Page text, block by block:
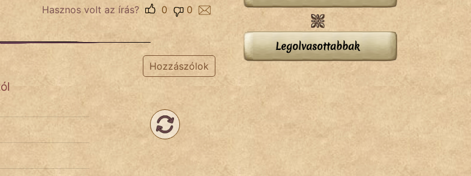
Hasznos volt az írás? 0
0
Hozzászólok
Legolvasottabbak